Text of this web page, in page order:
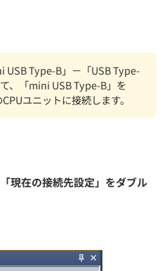
USB Type-B」－「USB Type-
、「mini USB Type-B」を
ユニットに接続します。
現在の接続先設定」をダブル